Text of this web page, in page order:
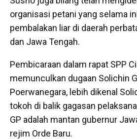
organisasi petani yang selama
pembalakan liar di daerah
dan Jawa Tengah.
Pembicaraan dalam rapat SPP
memunculkan dugaan Solichin
Poerwanegara, lebih dikenal
tokoh di balik gagasan
GP adalah mantan gubernur
rejim Orde Baru.